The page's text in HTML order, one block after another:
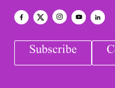
Subscribe